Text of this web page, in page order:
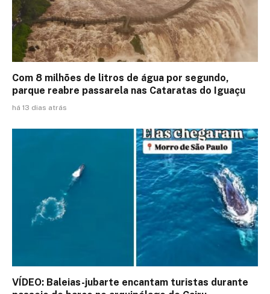
Com 8 milhões de litros de água por segundo,
parque reabre passarela nas Cataratas do Iguaçu
há 13 dias atrás
VÍDEO: Baleias-jubarte encantam turistas durante